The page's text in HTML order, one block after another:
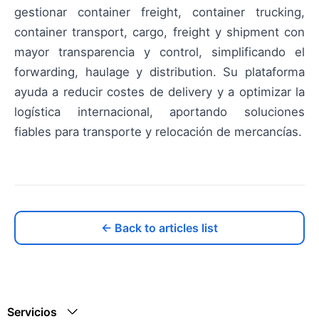
gestionar container freight, container trucking,
container transport, cargo, freight y shipment con
mayor transparencia y control, simplificando el
forwarding, haulage y distribution. Su plataforma
ayuda a reducir costes de delivery y a optimizar la
logística internacional, aportando soluciones
fiables para transporte y relocación de mercancías.
← Back to articles list
Servicios